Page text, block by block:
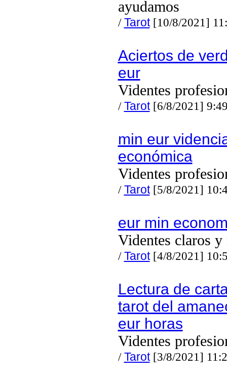
ayudamos
/Tarot[10/8/2021]
Aciertos de
eur
Videntes
/Tarot[6/8/2021]
min eur
económica
Videntes
/Tarot[5/8/2021]
eur min
Videntes claros y
/Tarot[4/8/2021]
Lectura de
tarot del
eur horas
Videntes
/Tarot[3/8/2021]